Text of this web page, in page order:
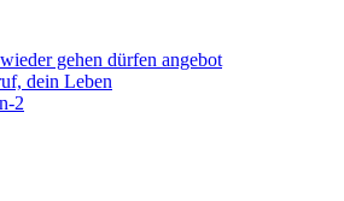
gehen dürfen angebot
dein Leben
2